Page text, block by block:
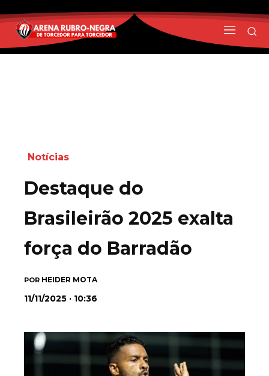
Notícias
Destaque do
Brasileirão 2025 exalta
força do Barradão
POR HEIDER MOTA
11/11/2025 · 10:36